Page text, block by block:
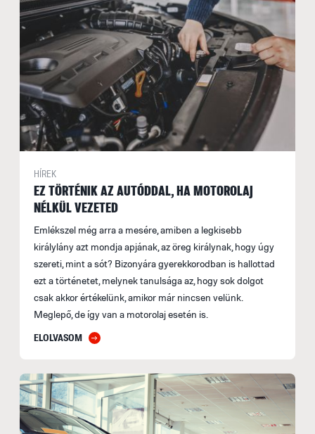
HÍREK
EZ TÖRTÉNIK AZ AUTÓDDAL, HA MOTOROLAJ
NÉLKÜL VEZETED
Emlékszel még arra a mesére, amiben a legkisebb
királylány azt mondja apjának, az öreg királynak, hogy úgy
szereti, mint a sót? Bizonyára gyerekkorodban is hallottad
ezt a történetet, melynek tanulsága az, hogy sok dolgot
csak akkor értékelünk, amikor már nincsen velünk.
Meglepő, de így van a motorolaj esetén is.
ELOLVASOM